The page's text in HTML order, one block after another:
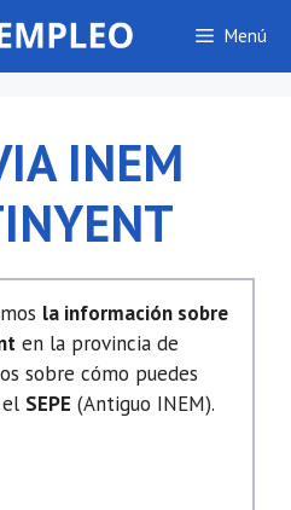
Menú
INEM
la información sobre
en la provincia de
sobre cómo puedes
SEPE (Antiguo INEM).